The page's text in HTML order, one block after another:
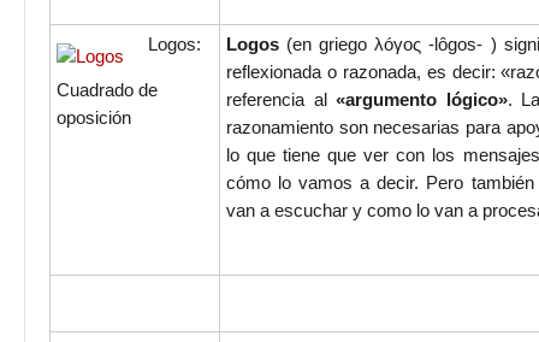
Logos:
Cuadrado de
oposición
Logos (en griego λóγος -lôgos- )
reflexionada o razonada, es decir:
referencia al«argumento lógico».
razonamiento son necesarias para
lo que tiene que ver con los
cómo lo vamos a decir. Pero
van a escuchar y como lo van a